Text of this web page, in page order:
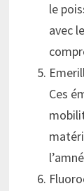
le
avec
Ces